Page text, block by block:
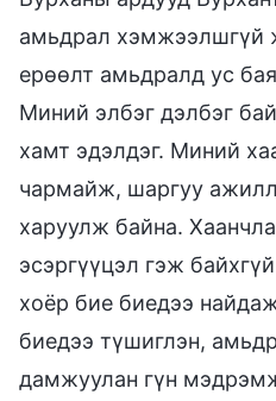
амьдрал хэмжээлшгүй
ерөөлт амьдралд ус
Миний элбэг дэлбэг
хамт эдэлдэг. Миний
чармайж, шаргуу
харуулж байна.
эсэргүүцэл гэж
хоёр бие биедээ
биедээ түшиглэн,
дамжуулан гүн